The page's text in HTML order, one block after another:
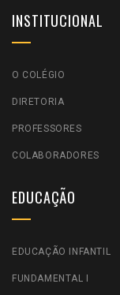
INSTITUCIONAL
O COLÉGIO
DIRETORIA
PROFESSORES
COLABORADORES
EDUCAÇÃO
EDUCAÇÃO INFANTIL
FUNDAMENTAL I